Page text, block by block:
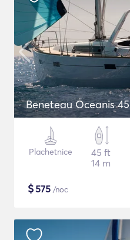
Beneteau Oceanis 45
Plachetnice
45 ft
14 m
$575 /noc